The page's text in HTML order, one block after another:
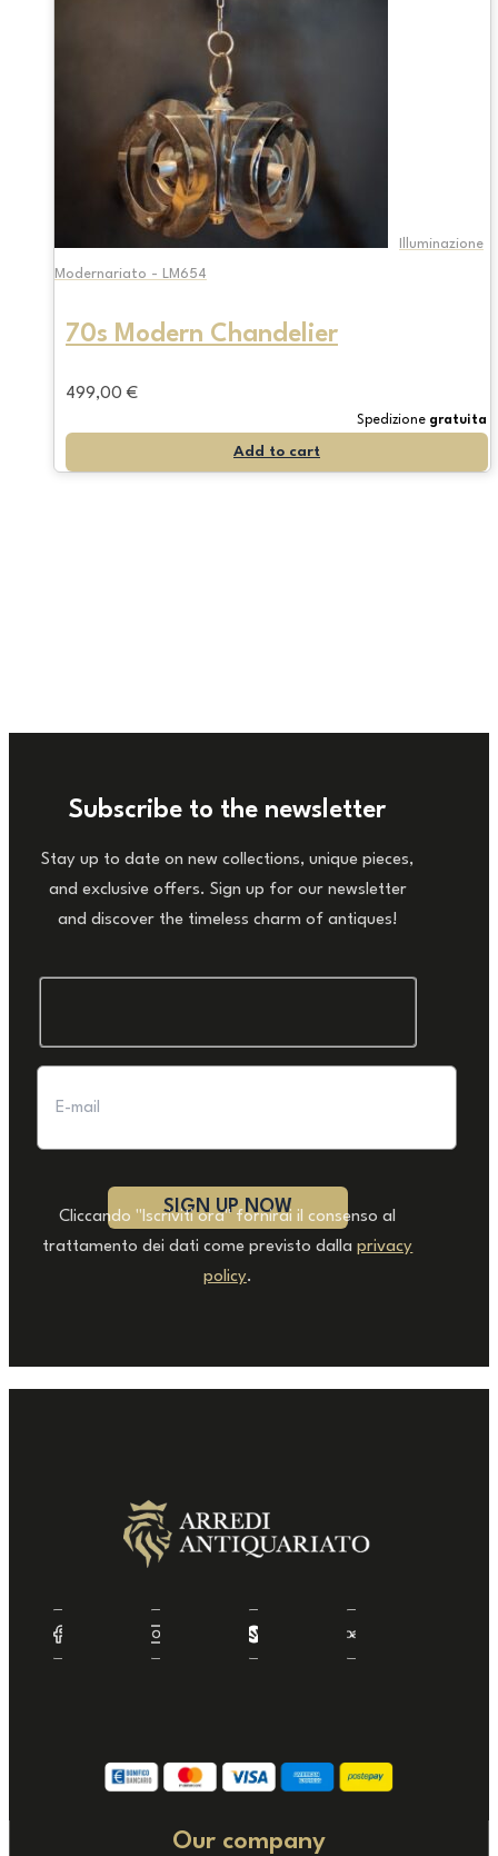
Illuminazione
Modernariato - LM654
70s Modern Chandelier
499,00 €
Spedizione gratuita
Add to cart
Subscribe to the newsletter
Stay up to date on new collections, unique pieces,
and exclusive offers. Sign up for our newsletter
and discover the timeless charm of antiques!
Cliccando "Iscriviti ora" fornirai il consenso al
trattamento dei dati come previsto dallaprivacy
policy.
Our company